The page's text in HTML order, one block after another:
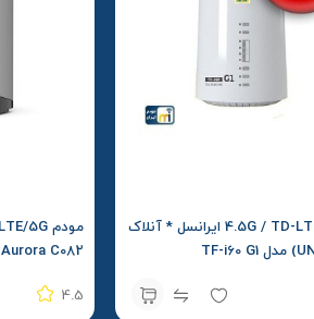
مودم 4.5G / TD-LTE ایرانسل * آنلاک
Aurora C082
4.5